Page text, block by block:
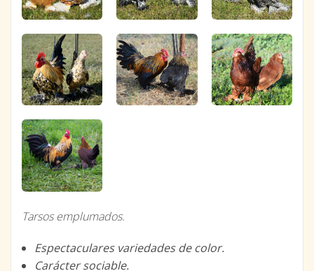
Tarsos emplumados.
Espectaculares variedades de color.
Carácter sociable.